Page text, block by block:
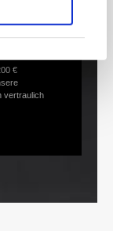
€
vertraulich